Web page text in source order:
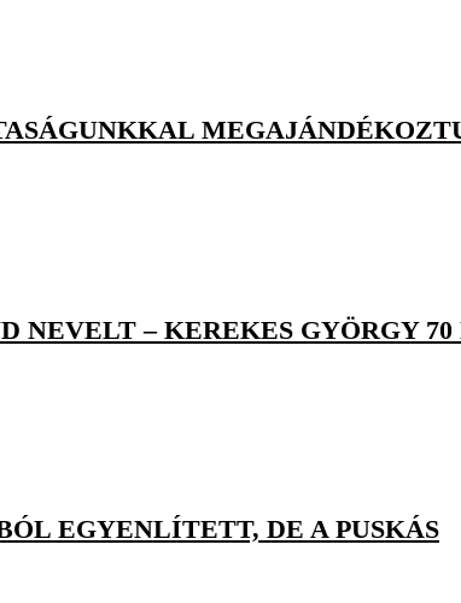
NEVELT – KEREKES GYÖRGY 70
EGYENLÍTETT, DE A PUSKÁS